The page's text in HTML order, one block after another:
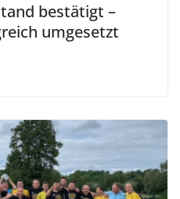
bestätigt –
umgesetzt